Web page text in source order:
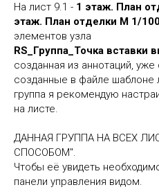
На лист 9.1 - 1 этаж. План
этаж. План отделки М 1/
элементов узла
RS_Группа_Точка вставки
созданная из аннотаций,
созданные в файле шаблоне
группа я рекомендую
на листе.
ДАННАЯ ГРУППА НА ВСЕХ
СПОСОБОМ".
Чтобы её увидеть
панели управления видом.